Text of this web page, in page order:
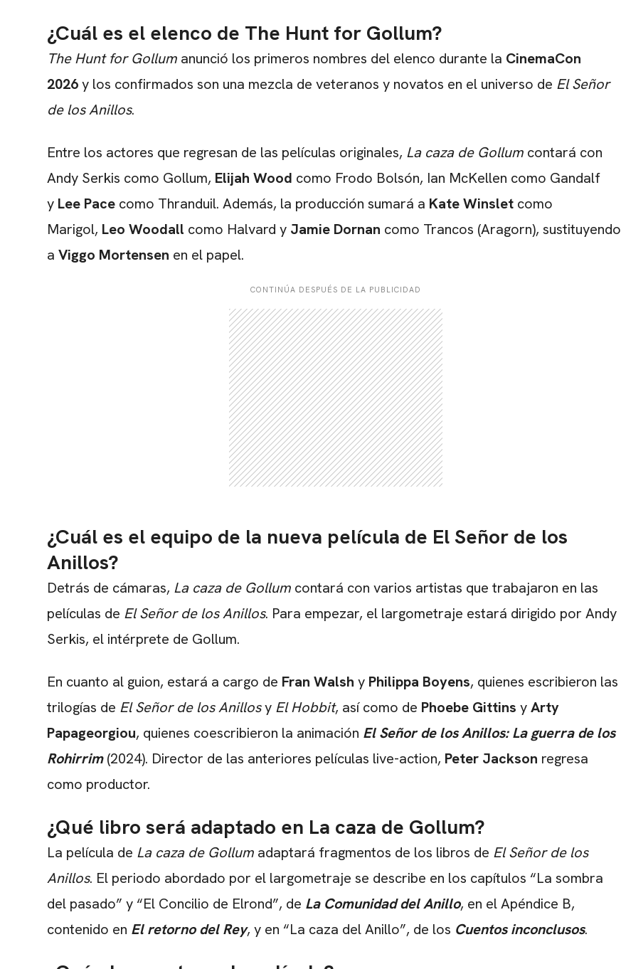
¿Cuál es el elenco de The Hunt for Gollum?
The Hunt for Gollum anunció los primeros nombres del elenco durante la CinemaCon
2026y los confirmados son una mezcla de veteranos y novatos en el universo de El Señor
de los Anillos.
Entre los actores que regresan de las películas originales, La caza de Gollum contará con
Andy Serkis como Gollum, Elijah Wood como Frodo Bolsón, Ian McKellen como Gandalf
y Lee Pace como Thranduil. Además, la producción sumará a Kate Winslet como
Marigol, Leo Woodall como Halvard y Jamie Dornan como Trancos (Aragorn), sustituyendo
a Viggo Mortensen en el papel.
CONTINÚA DESPUÉS DE LA PUBLICIDAD
¿Cuál es el equipo de la nueva película de El Señor de los
Anillos?
Detrás de cámaras, La caza de Gollum contará con varios artistas que trabajaron en las
películas de El Señor de los Anillos. Para empezar, el largometraje estará dirigido por Andy
Serkis, el intérprete de Gollum.
En cuanto al guion, estará a cargo de Fran Walsh y Philippa Boyens, quienes escribieron las
trilogías de El Señor de los Anillosy El Hobbit, así como de Phoebe Gittins yArty
Papageorgiou, quienes coescribieron la animación El Señor de los Anillos: La guerra de los
Rohirrim(2024). Director de las anteriores películas live-action, Peter Jackson regresa
como productor.
¿Qué libro será adaptado en La caza de Gollum?
La película de La caza de Gollum adaptará fragmentos de los libros de El Señor de los
Anillos. El periodo abordado por el largometraje se describe en los capítulos “La sombra
del pasado” y “El Concilio de Elrond”, de La Comunidad del Anillo, en el Apéndice B,
contenido en El retorno del Rey, y en “La caza del Anillo”, de los Cuentos inconclusos.